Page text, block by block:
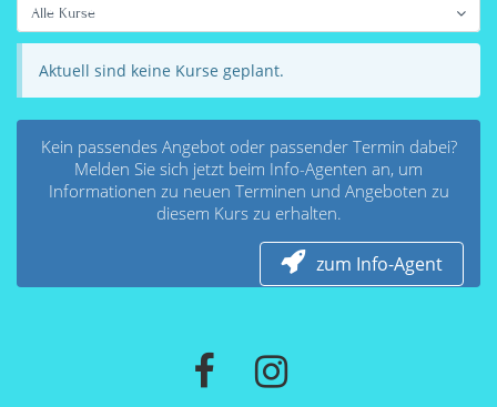
Alle Kurse
Aktuell sind keine Kurse geplant.
Kein passendes Angebot oder passender Termin dabei?
Melden Sie sich jetzt beim Info-Agenten an, um
Informationen zu neuen Terminen und Angeboten zu
diesem Kurs zu erhalten.
zum Info-Agent